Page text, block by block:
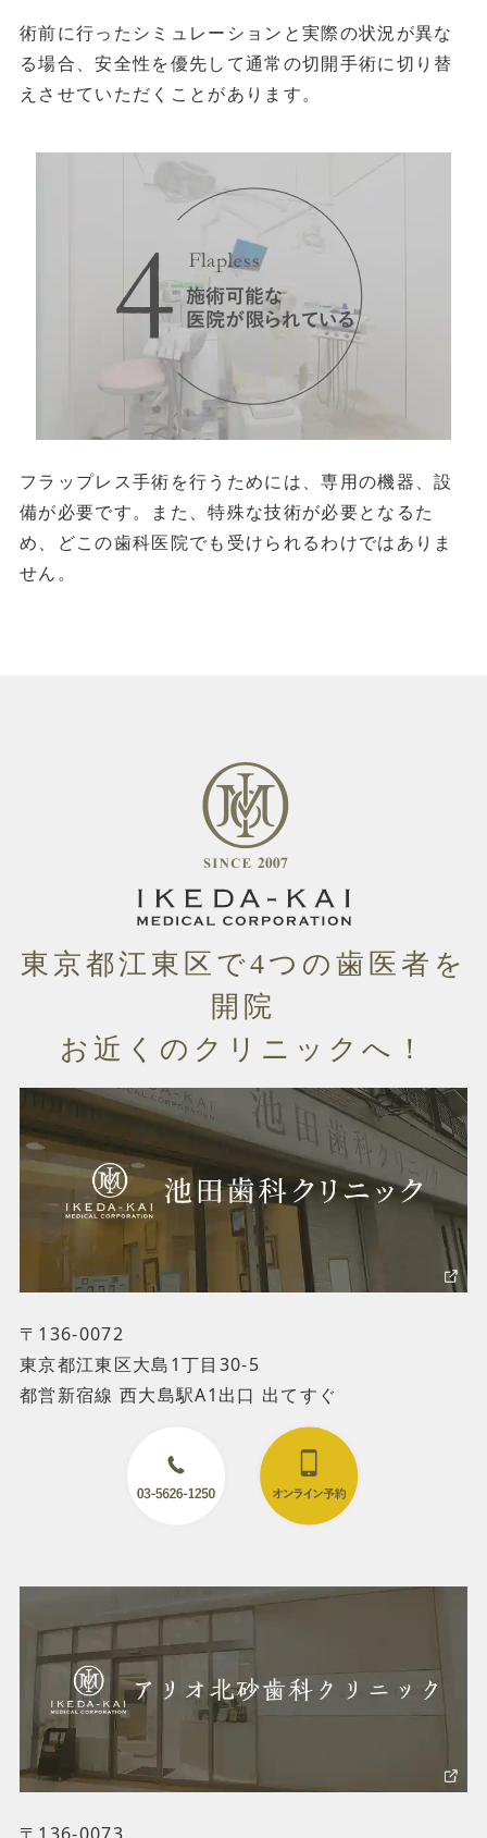
術前に行ったシミュレーションと実際の状況が異な
る場合、安全性を優先して通常の切開手術に切り替
えさせていただくことがあります。
フラップレス手術を行うためには、専用の機器、設
備が必要です。また、特殊な技術が必要となるた
め、どこの歯科医院でも受けられるわけではありま
せん。
東京都江東区 で4つの 歯医者 を
開院
お近くのクリニックへ！
〒136-0072
東京都江東区大島1丁目30-5
都営新宿線 西大島駅A1出口 出てすぐ